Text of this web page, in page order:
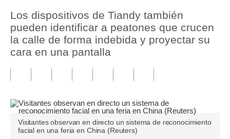
Política
Finanzas Personales
Plus G
Opinión
Los dispositivos de Tiandy también
pueden identificar a peatones que crucen
la calle de forma indebida y proyectar su
cara en una pantalla
Visitantes observan en directo un sistema de reconocimiento
facial en una feria en China (Reuters)